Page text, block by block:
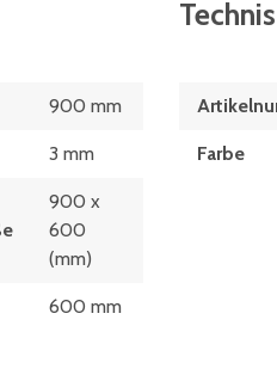
900 mm
3 mm
900 x
600
(mm)
600 mm
Farbe